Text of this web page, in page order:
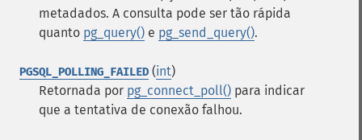
metadados. A consulta pode ser tão rápida
quanto pg_query() e pg_send_query().
PGSQL_POLLING_FAILED (int)
Retornada por pg_connect_poll() para indicar
que a tentativa de conexão falhou.